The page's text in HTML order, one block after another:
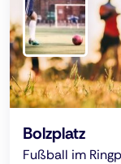
Bolzplatz
Fußball im